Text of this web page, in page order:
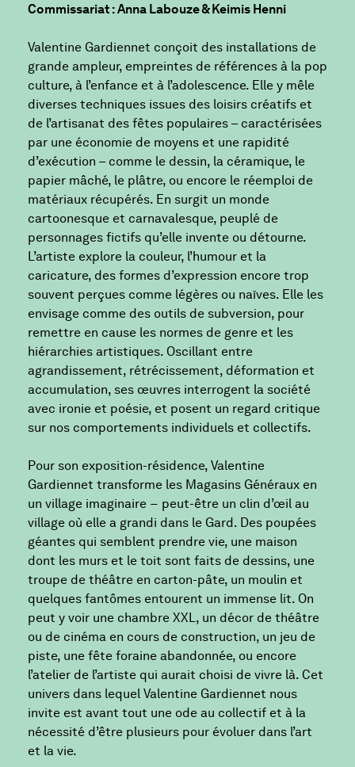
Commissariat : Anna Labouze & Keimis Henni
Valentine Gardiennet conçoit des installations de
grande ampleur, empreintes de références à la pop
culture, à l’enfance et à l’adolescence. Elle y mêle
diverses techniques issues des loisirs créatifs et
de l’artisanat des fêtes populaires – caractérisées
par une économie de moyens et une rapidité
d’exécution – comme le dessin, la céramique, le
papier mâché, le plâtre, ou encore le réemploi de
matériaux récupérés. En surgit un monde
cartoonesque et carnavalesque, peuplé de
personnages fictifs qu’elle invente ou détourne.
L’artiste explore la couleur, l’humour et la
caricature, des formes d’expression encore trop
souvent perçues comme légères ou naïves. Elle les
envisage comme des outils de subversion, pour
remettre en cause les normes de genre et les
hiérarchies artistiques. Oscillant entre
agrandissement, rétrécissement, déformation et
accumulation, ses œuvres interrogent la société
avec ironie et poésie, et posent un regard critique
sur nos comportements individuels et collectifs.
Pour son exposition-résidence, Valentine
Gardiennet transforme les Magasins Généraux en
un village imaginaire − peut-être un clin d’œil au
village où elle a grandi dans le Gard. Des poupées
géantes qui semblent prendre vie, une maison
dont les murs et le toit sont faits de dessins, une
troupe de théâtre en carton-pâte, un moulin et
quelques fantômes entourent un immense lit. On
peut y voir une chambre XXL, un décor de théâtre
ou de cinéma en cours de construction, un jeu de
piste, une fête foraine abandonnée, ou encore
l’atelier de l’artiste qui aurait choisi de vivre là. Cet
univers dans lequel Valentine Gardiennet nous
invite est avant tout une ode au collectif et à la
nécessité d’être plusieurs pour évoluer dans l’art
et la vie.